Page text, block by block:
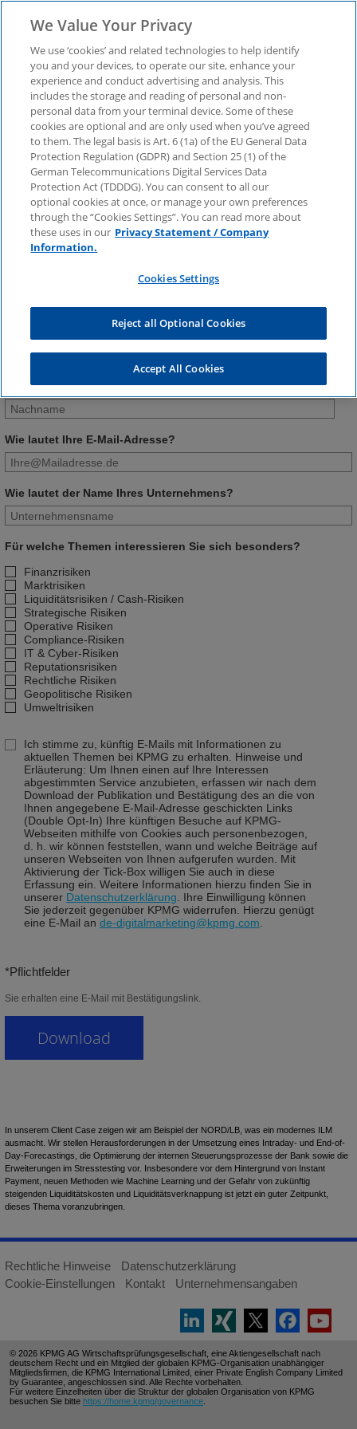
Intraday Liquidity
Management (ILM)
Umsetzung einer modernen Echtzeit-Überwachung
und Steuerung der untertägigen Liquidität bei der
NORD/LB.
Nachname
Wie lautet Ihre E-Mail-Adresse?
Wie lautet der Name Ihres Unternehmens?
Für welche Themen interessieren Sie sich besonders?
Finanzrisiken
Marktrisiken
Liquiditätsrisiken / Cash-Risiken
Strategische Risiken
Operative Risiken
Compliance-Risiken
IT & Cyber-Risiken
Reputationsrisiken
Rechtliche Risiken
Geopolitische Risiken
Umweltrisiken
Ich stimme zu, künftig E-Mails mit Informationen zu
aktuellen Themen bei KPMG zu erhalten. Hinweise und
Erläuterung: Um Ihnen einen auf Ihre Interessen
abgestimmten Service anzubieten, erfassen wir nach dem
Download der Publikation und Bestätigung des an die von
Ihnen angegebene E-Mail-Adresse geschickten Links
(Double Opt-In) Ihre künftigen Besuche auf KPMG-
Webseiten mithilfe von Cookies auch personenbezogen,
d. h. wir können feststellen, wann und welche Beiträge auf
unseren Webseiten von Ihnen aufgerufen wurden. Mit
Aktivierung der Tick-Box willigen Sie auch in diese
Erfassung ein. Weitere Informationen hierzu finden Sie in
unserer Datenschutzerklärung . Ihre Einwilligung können
Sie jederzeit gegenüber KPMG widerrufen. Hierzu genügt
eine E-Mail an de-digitalmarketing@kpmg.com
*Pflichtfelder
Sie erhalten eine E-Mail mit Bestätigungslink.
In unserem Client Case zeigen wir am Beispiel der NORD/LB, was ein modernes ILM
ausmacht. Wir stellen Herausforderungen in der Umsetzung eines Intraday- und End-of-
Day-Forecastings, die Optimierung der internen Steuerungsprozesse der Bank sowie die
Erweiterungen im Stresstesting vor. Insbesondere vor dem Hintergrund von Instant
Payment, neuen Methoden wie Machine Learning und der Gefahr von zukünftig
steigenden Liquiditätskosten und Liquiditätsverknappung ist jetzt ein guter Zeitpunkt,
dieses Thema voranzubringen.
Rechtliche Hinweise
Datenschutzerklärung
Cookie-Einstellungen
Kontakt Unternehmensangaben
© 2026 KPMG AG Wirtschaftsprüfungsgesellschaft, eine Aktiengesellschaft nach
deutschem Recht und ein Mitglied der globalen KPMG-Organisation unabhängiger
Mitgliedsfirmen, die KPMG International Limited, einer Private English Company Limited
by Guarantee, angeschlossen sind. Alle Rechte vorbehalten.
Für weitere Einzelheiten über die Struktur der globalen Organisation von KPMG
besuchen Sie bitte https://home.kpmg/governance
We Value Your Privacy
We use ‘cookies’ and related technologies to help identify
you and your devices, to operate our site, enhance your
experience and conduct advertising and analysis. This
includes the storage and reading of personal and non-
personal data from your terminal device. Some of these
cookies are optional and are only used when you’ve agreed
to them. The legal basis is Art. 6 (1a) of the EU General Data
Protection Regulation (GDPR) and Section 25 (1) of the
German Telecommunications Digital Services Data
Protection Act (TDDDG). You can consent to all our
optional cookies at once, or manage your own preferences
through the “Cookies Settings”. You can read more about
these uses in our Privacy Statement / Company
Information.
Cookies Settings
Reject all Optional Cookies
Accept All Cookies